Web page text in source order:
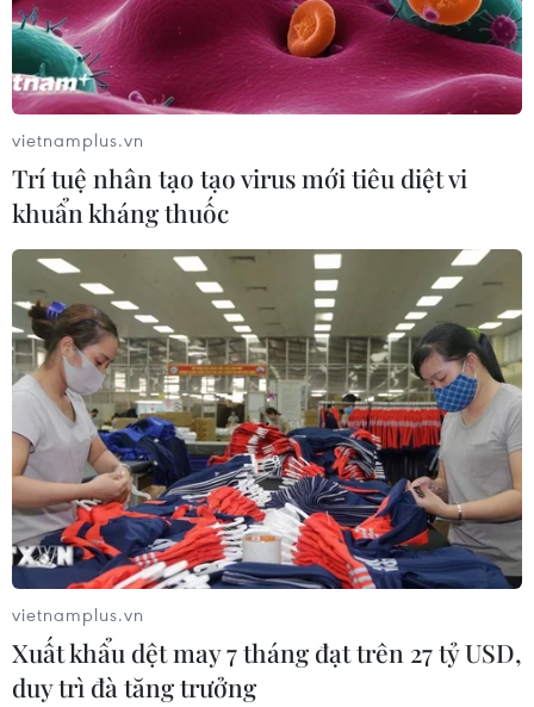
vietnamplus.vn
Trí tuệ nhân tạo tạo virus mới tiêu diệt vi
khuẩn kháng thuốc
vietnamplus.vn
Xuất khẩu dệt may 7 tháng đạt trên 27 tỷ USD,
duy trì đà tăng trưởng